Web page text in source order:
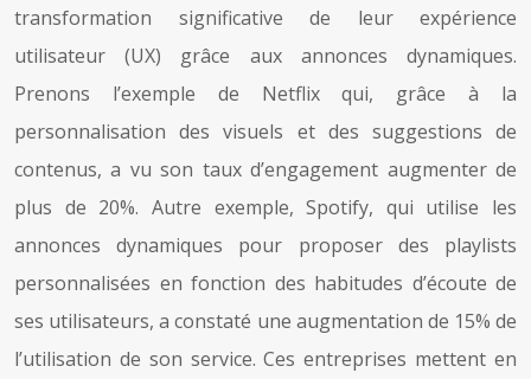
transformation significative de leur expérience
utilisateur (UX) grâce aux annonces dynamiques.
Prenons l’exemple de Netflix qui, grâce à la
personnalisation des visuels et des suggestions de
contenus, a vu son taux d’engagement augmenter de
plus de 20%. Autre exemple, Spotify, qui utilise les
annonces dynamiques pour proposer des playlists
personnalisées en fonction des habitudes d’écoute de
ses utilisateurs, a constaté une augmentation de 15% de
l’utilisation de son service. Ces entreprises mettent en